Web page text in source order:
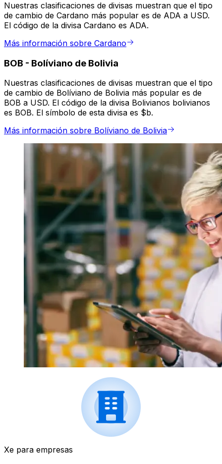
Nuestras clasificaciones de divisas muestran que el tipo
de cambio de Cardano más popular es de ADA a USD.
El código de la divisa Cardano es ADA.
Más información sobre Cardano
BOB - Bolíviano de Bolivia
Nuestras clasificaciones de divisas muestran que el tipo
de cambio de Bolíviano de Bolivia más popular es de
BOB a USD. El código de la divisa Bolivianos bolivianos
es BOB. El símbolo de esta divisa es $b.
Más información sobre Bolíviano de Bolivia
Xe para empresas